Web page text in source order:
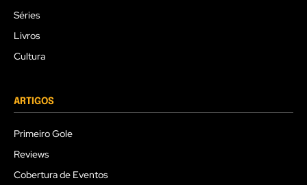
Séries
Livros
Cultura
ARTIGOS
Primeiro Gole
Reviews
Cobertura de Eventos